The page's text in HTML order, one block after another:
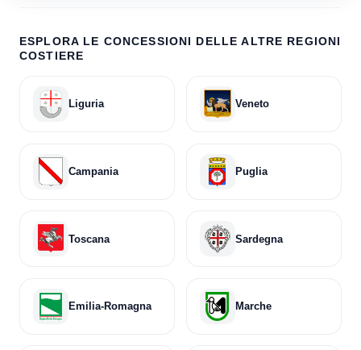
Rocca Imperiale 3
San Lucido
Santa Maria del Cedro
Tortora
Villapiana
ESPLORA LE CONCESSIONI DELLE ALTRE REGIONI
COSTIERE
Liguria Veneto
Campania Puglia
Toscana Sardegna
Emilia-Romagna Marche